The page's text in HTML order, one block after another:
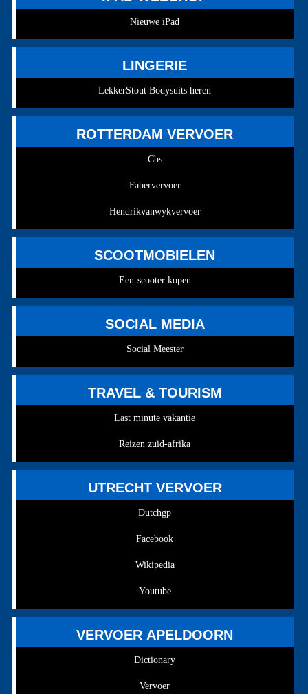
Nieuwe iPad
LINGERIE
LekkerStout Bodysuits heren
ROTTERDAM VERVOER
Cbs
Fabervervoer
Hendrikvanwykvervoer
SCOOTMOBIELEN
Een-scooter kopen
SOCIAL MEDIA
Social Meester
TRAVEL & TOURISM
Last minute vakantie
Reizen zuid-afrika
UTRECHT VERVOER
Dutchgp
Facebook
Wikipedia
Youtube
VERVOER APELDOORN
Dictionary
Vervoer